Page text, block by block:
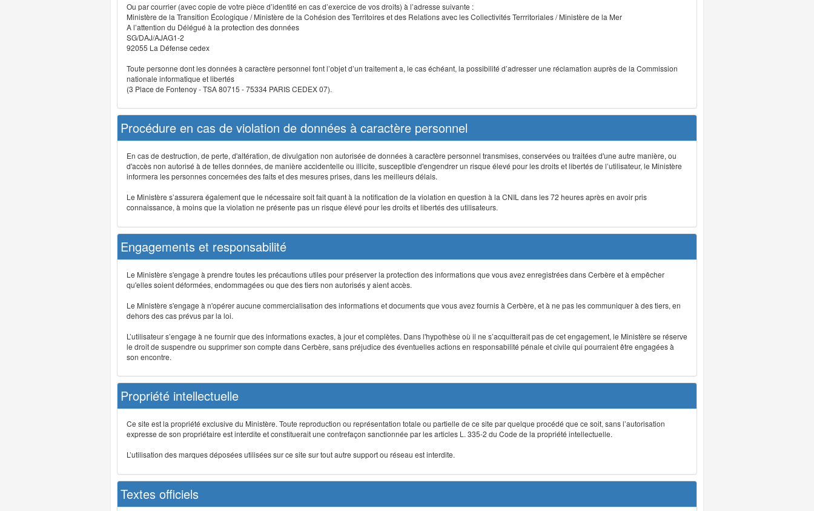
Ou par courrier (avec copie de votre pièce d’identité en cas d’exercice de vos droits) à l’adresse suivante :
Ministère de la Transition Écologique / Ministère de la Cohésion des Territoires et des Relations avec les Collectivités Terrritoriales / Ministère de la Mer
A l’attention du Délégué à la protection des données
SG/DAJ/AJAG1-2
92055 La Défense cedex
Toute personne dont les données à caractère personnel font l’objet d’un traitement a, le cas échéant, la possibilité d’adresser une réclamation auprès de la Commission
nationale informatique et libertés
(3 Place de Fontenoy - TSA 80715 - 75334 PARIS CEDEX 07).
Procédure en cas de violation de données à caractère personnel
En cas de destruction, de perte, d'altération, de divulgation non autorisée de données à caractère personnel transmises, conservées ou traitées d'une autre manière, ou
d'accès non autorisé à de telles données, de manière accidentelle ou illicite, susceptible d'engendrer un risque élevé pour les droits et libertés de l’utilisateur, le Ministère
informera les personnes concernées des faits et des mesures prises, dans les meilleurs délais.
Le Ministère s’assurera également que le nécessaire soit fait quant à la notification de la violation en question à la CNIL dans les 72 heures après en avoir pris
connaissance, à moins que la violation ne présente pas un risque élevé pour les droits et libertés des utilisateurs.
Engagements et responsabilité
Le Ministère s'engage à prendre toutes les précautions utiles pour préserver la protection des informations que vous avez enregistrées dans Cerbère et à empêcher
qu'elles soient déformées, endommagées ou que des tiers non autorisés y aient accès.
Le Ministère s'engage à n'opérer aucune commercialisation des informations et documents que vous avez fournis à Cerbère, et à ne pas les communiquer à des tiers, en
dehors des cas prévus par la loi.
L’utilisateur s’engage à ne fournir que des informations exactes, à jour et complètes. Dans l'hypothèse où il ne s’acquitterait pas de cet engagement, le Ministère se réserve
le droit de suspendre ou supprimer son compte dans Cerbère, sans préjudice des éventuelles actions en responsabilité pénale et civile qui pourraient être engagées à
son encontre.
Propriété intellectuelle
Ce site est la propriété exclusive du Ministère. Toute reproduction ou représentation totale ou partielle de ce site par quelque procédé que ce soit, sans l’autorisation
expresse de son propriétaire est interdite et constituerait une contrefaçon sanctionnée par les articles L. 335-2 du Code de la propriété intellectuelle.
L’utilisation des marques déposées utilisées sur ce site sur tout autre support ou réseau est interdite.
Textes officiels